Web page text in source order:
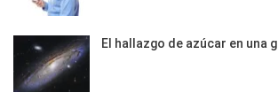
El hallazgo de azúcar en una